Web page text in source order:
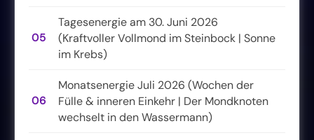
05
Tagesenergie am 30. Juni 2026
(Kraftvoller Vollmond im Steinbock | Sonne
im Krebs)
06
Monatsenergie Juli 2026 (Wochen der
Fülle & inneren Einkehr | Der Mondknoten
wechselt in den Wassermann)